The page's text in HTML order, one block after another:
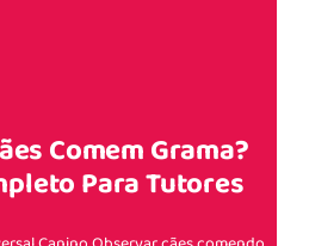
Comem Grama?
Para Tutores